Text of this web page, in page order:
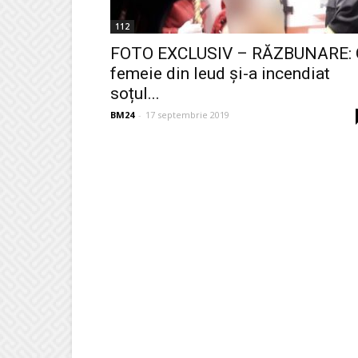
112
FOTO EXCLUSIV – RĂZBUNARE:
femeie din Ieud și-a incendiat
soțul...
BM24 - 17 septembrie 2019